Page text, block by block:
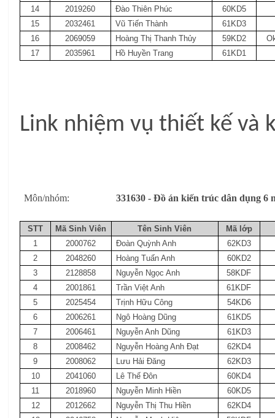
14
2019260 Đào Thiên Phúc
60KD5
15
2032461 Vũ Tiến Thành
61KD3
16
2069059 Hoàng Thị Thanh Thủy 59KD2
17
2035961 Hồ Huyền Trang 61KD1
Link nhiệm vụ thiết kế
Môn/nhóm: 331630 - Đồ án kiến trúc dân dụng 6
STT Mã Sinh Viên Tên Sinh Viên
Mã lớp
1
2000762 Đoàn Quỳnh Anh
62KD3
2
2048260 Hoàng Tuấn Anh
60KD2
3
2128858 Nguyễn Ngọc Anh
58KDF
4
2001861 Trần Việt Anh
61KDF
5
2025454 Trịnh Hữu Công
54KD6
6
2006261 Ngô Hoàng Dũng
61KD5
7
2006461 Nguyễn Anh Dũng
61KD3
8
2008462 Nguyễn Hoàng Anh Đạt
62KD4
9
2008062 Lưu Hải Đăng
62KD3
10
2041060 Lê Thế Đôn
60KD4
11
2018960 Nguyễn Minh Hiền
60KD5
12
2012662 Nguyễn Thị Thu Hiền
62KD4